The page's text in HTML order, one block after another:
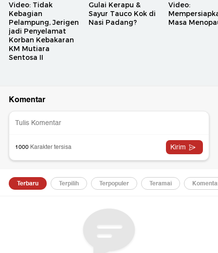
Video: Tidak
Kebagian
Pelampung, Jerigen
jadi Penyelamat
Korban Kebakaran
KM Mutiara
Sentosa II
Gulai Kerapu &
Sayur Tauco Kok di
Nasi Padang?
Video:
Masa